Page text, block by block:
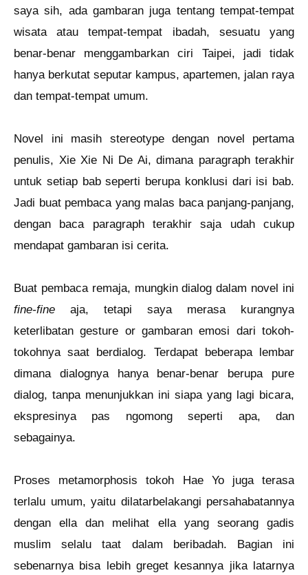
saya sih, ada gambaran juga tentang tempat-tempat
wisata atau tempat-tempat ibadah, sesuatu yang
benar-benar menggambarkan ciri Taipei, jadi tidak
hanya berkutat seputar kampus, apartemen, jalan raya
dan tempat-tempat umum.
Novel ini masih stereotype dengan novel pertama
penulis, Xie Xie Ni De Ai, dimana paragraph terakhir
untuk setiap bab seperti berupa konklusi dari isi bab.
Jadi buat pembaca yang malas baca panjang-panjang,
dengan baca paragraph terakhir saja udah cukup
mendapat gambaran isi cerita.
Buat pembaca remaja, mungkin dialog dalam novel ini
fine-fine aja, tetapi saya merasa kurangnya
keterlibatan gesture or gambaran emosi dari tokoh-
tokohnya saat berdialog. Terdapat beberapa lembar
dimana dialognya hanya benar-benar berupa pure
dialog, tanpa menunjukkan ini siapa yang lagi bicara,
ekspresinya pas ngomong seperti apa, dan
sebagainya.
Proses metamorphosis tokoh Hae Yo juga terasa
terlalu umum, yaitu dilatarbelakangi persahabatannya
dengan ella dan melihat ella yang seorang gadis
muslim selalu taat dalam beribadah. Bagian ini
sebenarnya bisa lebih greget kesannya jika latarnya